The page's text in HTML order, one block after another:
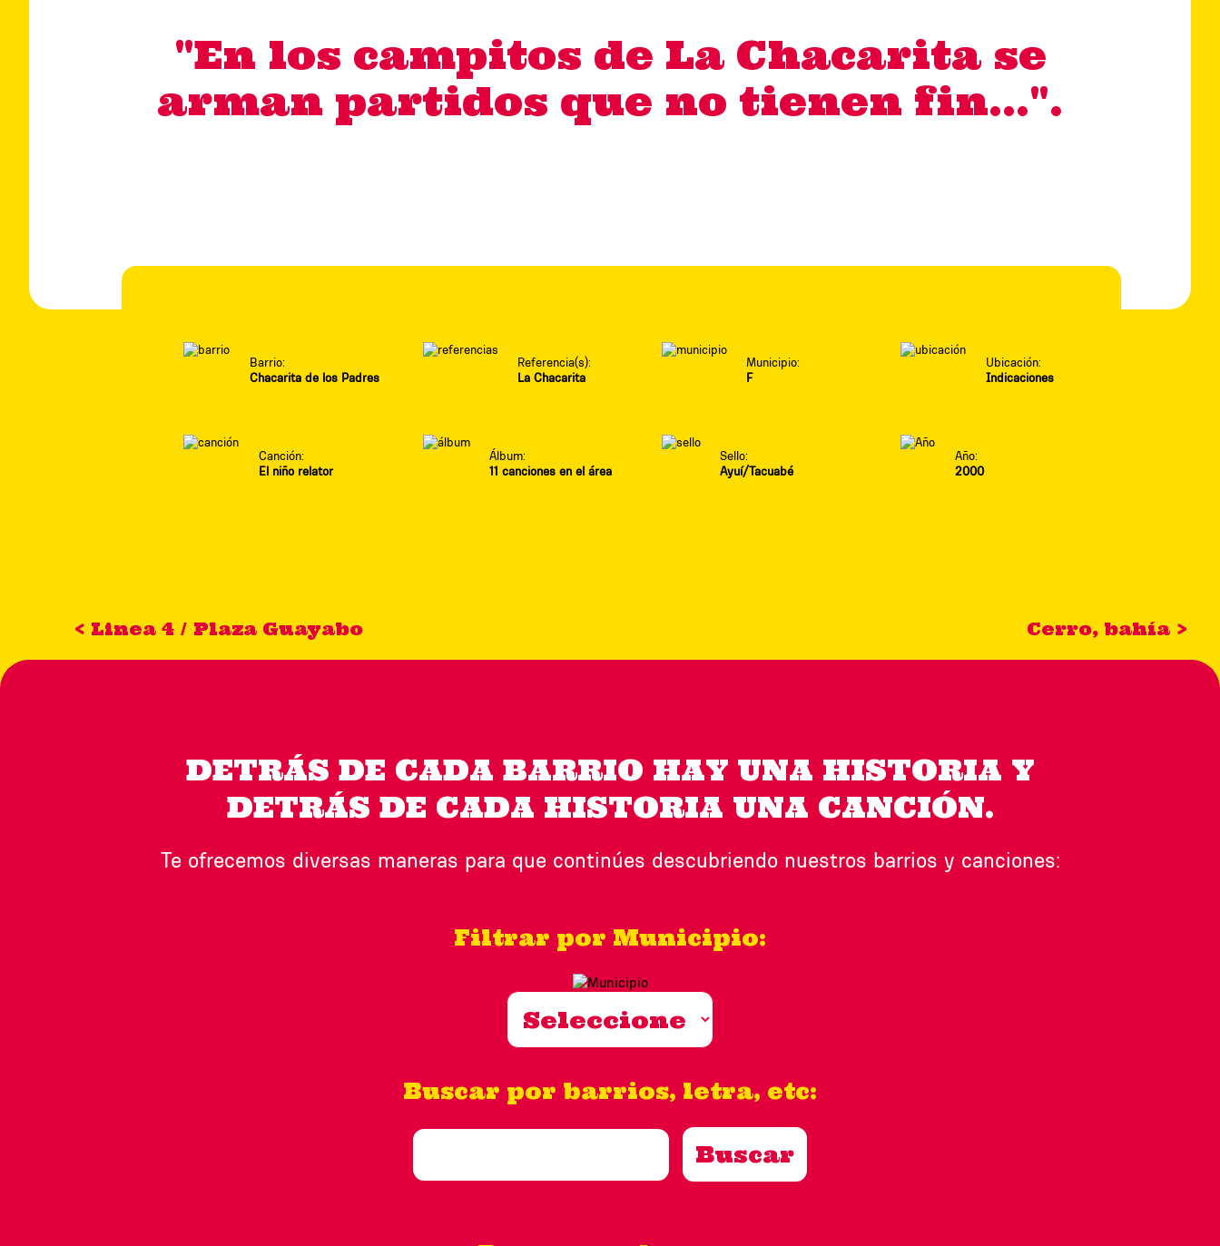
"En los campitos de La Chacarita se
arman partidos que no tienen fin...".
Barrio:
Chacarita de los Padres
Referencia(s):
La Chacarita
Municipio:
F
Ubicación:
Indicaciones
Canción:
El niño relator
Álbum:
11 canciones en el área
Sello:
Ayuí/Tacuabé
Año:
2000
< Linea 4 / Plaza Guayabo Cerro, bahía >
DETRÁS DE CADA BARRIO HAY UNA HISTORIA Y
DETRÁS DE CADA HISTORIA UNA CANCIÓN.
Te ofrecemos diversas maneras para que continúes descubriendo nuestros barrios y canciones:
Filtrar por Municipio:
Buscar por barrios, letra, etc: